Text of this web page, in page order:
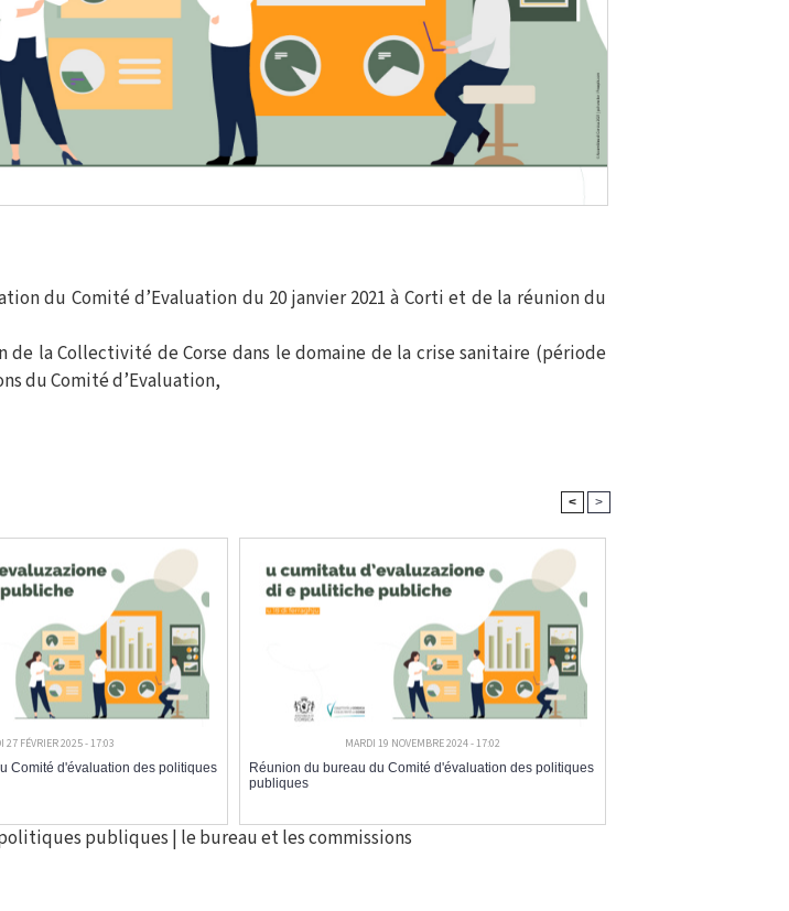
du Comité d’Evaluation du 20 janvier 2021 à Corti et de la réunion du
la Collectivité de Corse dans le domaine de la crise sanitaire (période
du Comité d’Evaluation,
< >
27 FÉVRIER 2025 - 17:03
Comité d'évaluation des politiques
MARDI 19 NOVEMBRE 2024 - 17:02
Réunion du bureau du Comité d'évaluation des politiques
publiques
publiques | le bureau et les commissions